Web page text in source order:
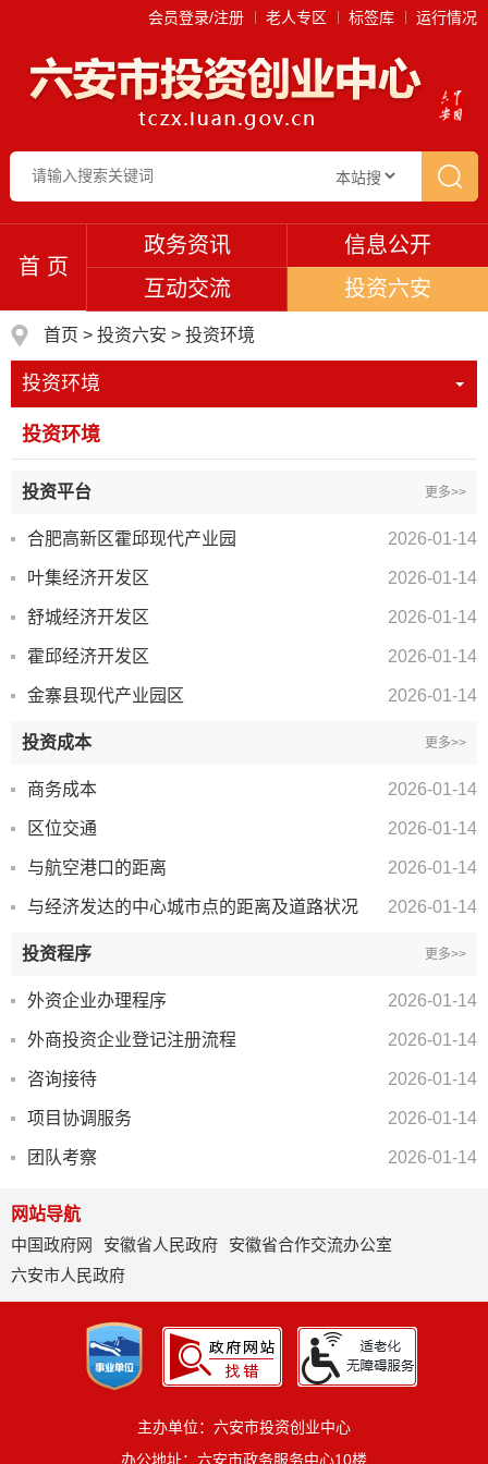
会员登录/注册 老人专区 标签库 运行情况
首 页
政务资讯
信息公开
互动交流
投资六安
首页 > 投资六安 > 投资环境
投资环境
投资环境
投资平台 更多>>
合肥高新区霍邱现代产业园 2026-01-14
叶集经济开发区 2026-01-14
舒城经济开发区 2026-01-14
霍邱经济开发区 2026-01-14
金寨县现代产业园区 2026-01-14
投资成本 更多>>
商务成本 2026-01-14
区位交通 2026-01-14
与航空港口的距离 2026-01-14
与经济发达的中心城市点的距离及道路状况 2026-01-14
投资程序 更多>>
外资企业办理程序 2026-01-14
外商投资企业登记注册流程 2026-01-14
咨询接待 2026-01-14
项目协调服务 2026-01-14
团队考察 2026-01-14
网站导航
中国政府网
安徽省人民政府
安徽省合作交流办公室
六安市人民政府
主办单位：六安市投资创业中心
办公地址：六安市政务服务中心10楼